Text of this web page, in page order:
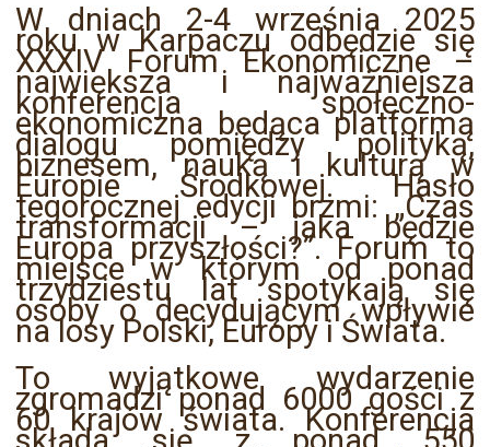
W dniach 2-4 września 2025
roku w Karpaczu odbędzie się
XXXIV Forum Ekonomiczne –
największa i najważniejsza
konferencja społeczno-
ekonomiczna będąca platformą
dialogu pomiędzy polityką,
biznesem, nauką i kulturą w
Europie Środkowej. Hasło
tegorocznej edycji brzmi: „Czas
transformacji – jaka będzie
Europa przyszłości?”. Forum to
miejsce w którym od ponad
trzydziestu lat spotykają się
osoby o decydującym wpływie
na losy Polski, Europy i Świata.
To wyjątkowe wydarzenie
zgromadzi ponad 6000 gości z
60 krajów świata. Konferencja